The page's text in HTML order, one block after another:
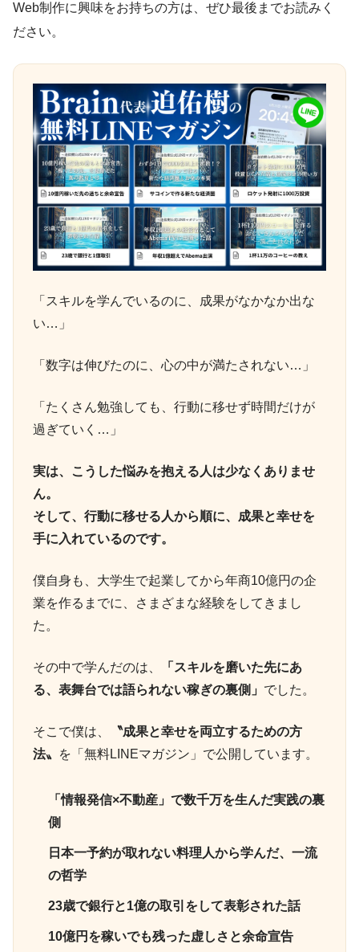
Web制作に興味をお持ちの方は、ぜひ最後までお読みく
ださい。
「スキルを学んでいるのに、成果がなかなか出な
い…」
「数字は伸びたのに、心の中が満たされない…」
「たくさん勉強しても、行動に移せず時間だけが
過ぎていく…」
実は、こうした悩みを抱える人は少なくありませ
ん。
そして、行動に移せる人から順に、成果と幸せを
手に入れているのです。
僕自身も、大学生で起業してから年商10億円の企
業を作るまでに、さまざまな経験をしてきまし
た。
その中で学んだのは、
「スキルを磨いた先にあ
る、表舞台では語られない稼ぎの裏側」 でした。
そこで僕は、
〝成果と幸せを両立するための方
法〟
を「無料LINEマガジン」で公開しています。
「情報発信×不動産」で数千万を生んだ実践の裏
側
日本一予約が取れない料理人から学んだ、一流
の哲学
23歳で銀行と1億の取引をして表彰された話
10億円を稼いでも残った虚しさと余命宣告